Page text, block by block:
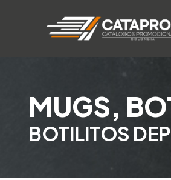
MUGS,
BOTILITOS